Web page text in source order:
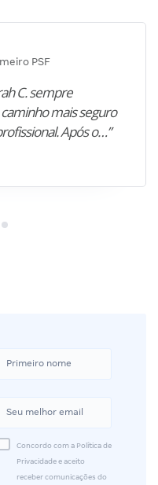
PSF
C. sempre
mais seguro
Após o…”
Concordo com a Política de
Privacidade e aceito
receber comunicações do